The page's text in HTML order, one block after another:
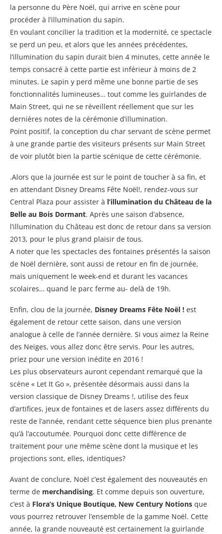
la personne du Père Noël, qui arrive en scène pour
procéder à l’illumination du sapin.
En voulant concilier la tradition et la modernité, ce spectacle
se perd un peu, et alors que les années précédentes,
l’illumination du sapin durait bien 4 minutes, cette année le
temps consacré à cette partie est inférieur à moins de 2
minutes. Le sapin y perd même une bonne partie de ses
fonctionnalités lumineuses… tout comme les guirlandes de
Main Street, qui ne se réveillent réellement que sur les
dernières notes de la cérémonie d’illumination.
Point positif, la conception du char servant de scène permet
à une grande partie des visiteurs présents sur Main Street
de voir plutôt bien la partie scénique de cette cérémonie.
.Alors que la journée est sur le point de toucher à sa fin, et
en attendant Disney Dreams Fête Noël!, rendez-vous sur
Central Plaza pour assister à l’illumination du Château de la
Belle au Bois Dormant. Après une saison d’absence,
l’illumination du Château est donc de retour dans sa version
2013, pour le plus grand plaisir de tous.
A noter que les spectacles des fontaines présentés la saison
de Noël dernière, sont aussi de retour en fin de journée,
mais uniquement le week-end et durant les vacances
scolaires… quand le parc ferme au- delà de 19h.
Enfin, clou de la journée, Disney Dreams Fête Noël ! est
également de retour cette saison, dans une version
analogue à celle de l’année dernière. Si vous aimez la Reine
des Neiges, vous allez donc être servis. Pour les autres,
priez pour une version inédite en 2016 !
Les plus observateurs auront cependant remarqué que la
scène « Let It Go », présentée désormais aussi dans la
version classique de Disney Dreams !, utilise des feux
d’artifices, jeux de fontaines et de lasers assez différents du
reste de l’année, rendant cette séquence bien plus prenante
qu’à l’accoutumée. Pourquoi donc cette différence de
traitement pour une même scène dont la musique et les
projections sont, elles, identiques?
Avant de conclure, Noël c’est également des nouveautés en
terme de merchandising. Et comme depuis son ouverture,
c’est à Flora’s Unique Boutique, New Century Notions que
vous pourrez retrouver l’ensemble de la gamme Noël. Cette
année, la grande nouveauté est certainement la guirlande